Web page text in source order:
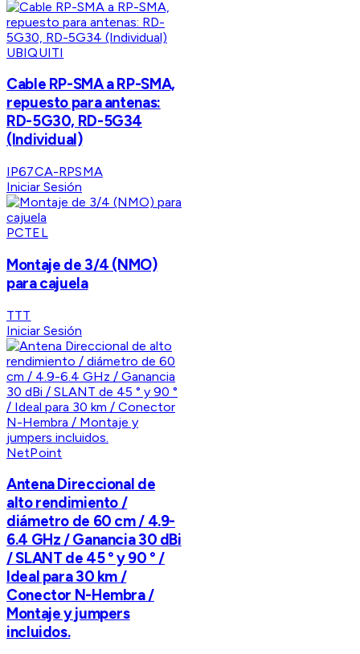
UBIQUITI
Cable RP-SMA a RP-SMA,
repuesto para antenas:
RD-5G30, RD-5G34
(Individual)
IP67CA-RPSMA
Iniciar Sesión
PCTEL
Montaje de 3/4 (NMO)
para cajuela
TTT
Iniciar Sesión
NetPoint
Antena Direccional de
alto rendimiento /
diámetro de 60 cm / 4.9-
6.4 GHz / Ganancia 30 dBi
/ SLANT de 45 ° y 90 ° /
Ideal para 30 km /
Conector N-Hembra /
Montaje y jumpers
incluidos.